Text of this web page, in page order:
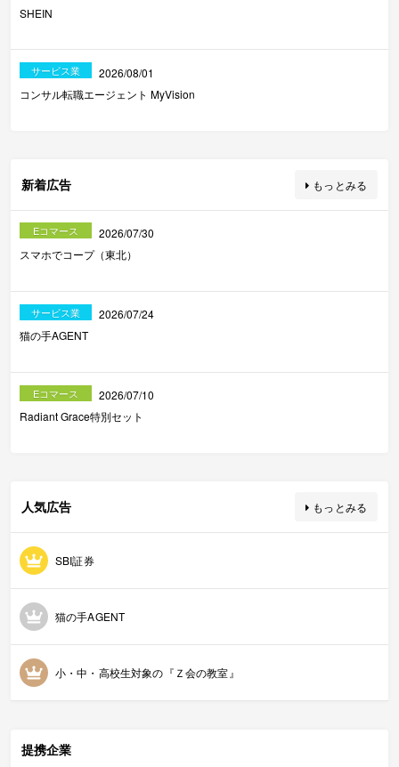
SHEIN
サービス業
2026/08/01
コンサル転職エージェント MyVision
新着広告 もっとみる
Eコマース
2026/07/30
スマホでコープ（東北）
サービス業
2026/07/24
猫の手AGENT
Eコマース
2026/07/10
Radiant Grace特別セット
人気広告 もっとみる
SBI証券
猫の手AGENT
小・中・高校生対象の『Ｚ会の教室』
提携企業